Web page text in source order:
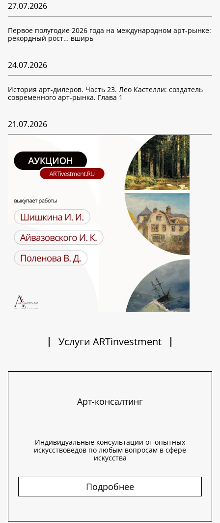
27.07.2026
Первое полугодие 2026 года на международном арт-рынке:
рекордный рост… вширь
24.07.2026
История арт-дилеров. Часть 23. Лео Кастелли: создатель
современного арт-рынка. Глава 1
21.07.2026
Услуги ARTinvestment
Арт-консалтинг
Индивидуальные консультации от опытных
искусствоведов по любым вопросам в сфере
искусства
Подробнее